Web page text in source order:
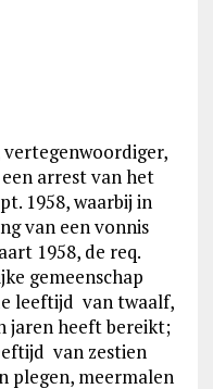
vertegenwoordiger,
arrest van het
1958, waarbij in
van een vonnis
1958, de req.
gemeenschap
leeftijd van twaalf,
jaren heeft bereikt;
van zestien
plegen, meermalen